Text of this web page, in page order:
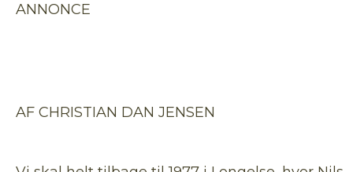
ANNONCE
AF CHRISTIAN DAN JENSEN